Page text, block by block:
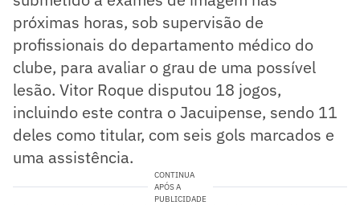
próximas horas, sob supervisão de
profissionais do departamento médico do
clube, para avaliar o grau de uma possível
lesão. Vitor Roque disputou 18 jogos,
incluindo este contra o Jacuipense, sendo 11
deles como titular, com seis gols marcados e
uma assistência.
CONTINUA
APÓS A
PUBLICIDADE